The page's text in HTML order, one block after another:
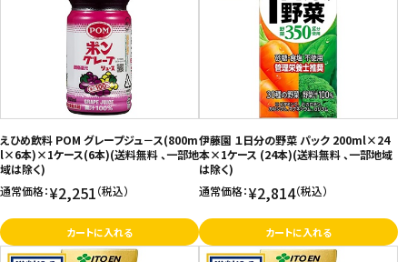
SHOP GUIDE
ご利用ガイド
お問い合わせ
特定商取引法表示について
プライバシーポリシー
利用規約
会社概要
えひめ飲料 POM グレープジュ－ス(800m
l×6本)×1ケース(6本)(送料無料 、一部地
域は除く)
通常価格：¥2,251（税込）
カートに入れる
伊藤園 １日分の野菜 パック 200ml×24
本×1ケース (24本)(送料無料 、一部地域
は除く)
通常価格：¥2,814（税込）
カートに入れる